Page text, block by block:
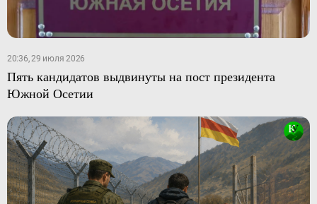
20:36, 29 июля 2026
Пять кандидатов выдвинуты на пост президента
Южной Осетии